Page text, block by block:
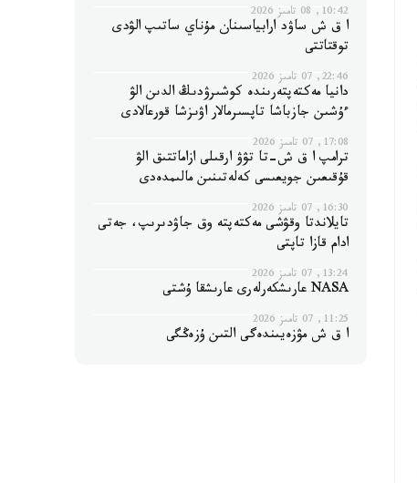
10:42, 08 تامىز 2026
ا ق ش ساۋد ارابياسىنان مۇناي ساتىپ الۋدى
توقتاتتى
22:46, 07 تامىز 2026
دانيا مەكتەپتەرىندە كوشىرۋدىڭ الدىن الۋ
ءۇشىن جازباشا تاپسىرمالار اۋىزشا قورعالادى
17:08, 07 تامىز 2026
ترامپ ا ق ش-تا تۋۋ ارقىلى ازاماتتىق الۋ
قۇقىعىن جويعىسى كەلەتىنىن مالىمدەدى
16:30, 07 تامىز 2026
تايلاندتا وقۋشى مەكتەپتە وق جاۋدىرىپ، جەتى
ادام قازا تاپتى
13:24, 07 تامىز 2026
NASA عارىشكەرلەرى عارىشقا ۇشتى
11:25, 07 تامىز 2026
ا ق ش مۋزەيىندەگى التىن ۇزەڭگى